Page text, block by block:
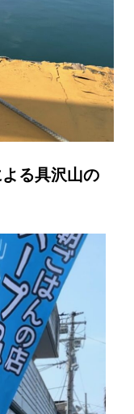
る具沢山の